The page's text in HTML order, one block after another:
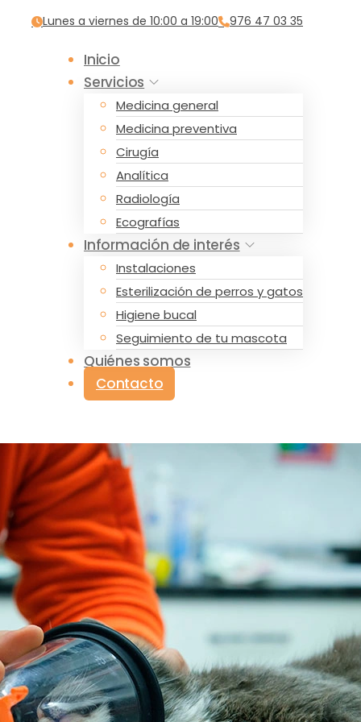
Lunes a viernes de 10:00 a 19:00 976 47 03 35
Inicio
Servicios
Medicina general
Medicina preventiva
Cirugía
Analítica
Radiología
Ecografías
Información de interés
Instalaciones
Esterilización de perros y gatos
Higiene bucal
Seguimiento de tu mascota
Quiénes somos
Contacto